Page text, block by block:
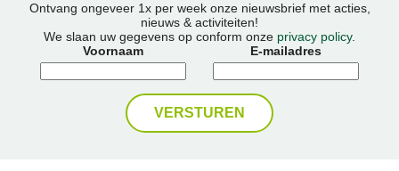
Ontvang ongeveer 1x per week onze nieuwsbrief met acties,
nieuws & activiteiten!
We slaan uw gegevens op conform onze privacy policy.
Voornaam
E-mailadres